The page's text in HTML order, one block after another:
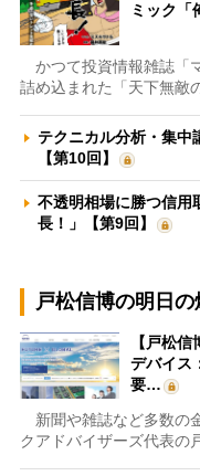
ミック「
かつて投資情報雑誌「
詰め込まれた「天下無敵
テクニカル分析・集
【第10回】
不透明相場に勝つ信
長！」【第9回】
戸松信博の明日の
【戸松
デバイス
要…
新聞や雑誌など多数の
クアドバイザーズ代表の